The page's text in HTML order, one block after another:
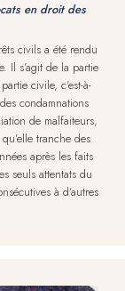
en droit des
civils a été rendu
Il s’agit de la partie
civile, c'est-à-
condamnations
de malfaiteurs,
tranche des
après les faits
seuls attentats du
à d’autres